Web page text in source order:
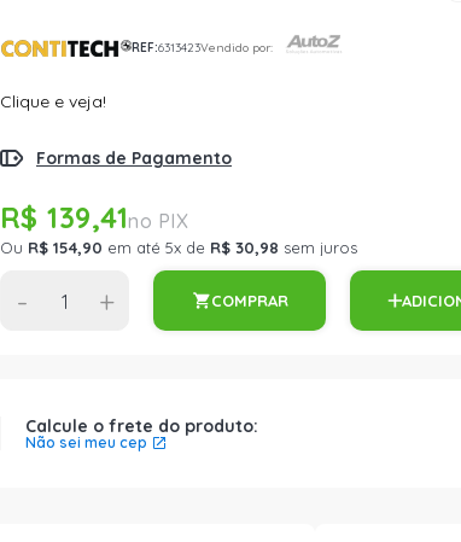
REF:6313423Vendido por:
Clique e veja!
Formas de Pagamento
R$ 139,41
Ou R$ 154,90 em até 5x de R$ 30,98 sem juros
- + COMPRAR
Calcule o frete do produto:
Não sei meu cep